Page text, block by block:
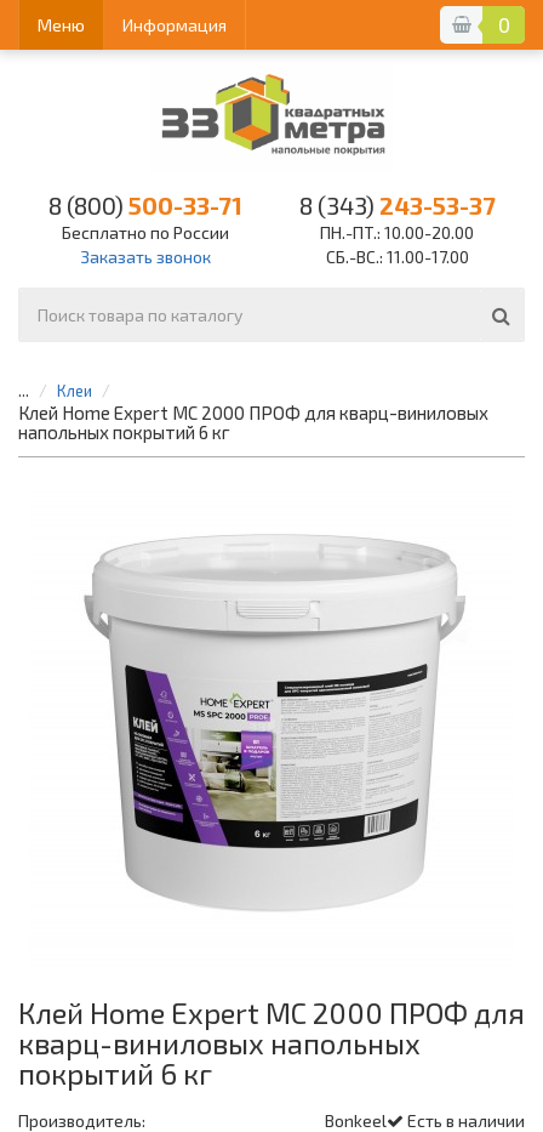
0
Меню Информация
8 (800) 500-33-71
Бесплатно по России
Заказать звонок
8 (343) 243-53-37
ПН.-ПТ.: 10.00-20.00
СБ.-ВС.: 11.00-17.00
... Клеи
Клей Home Expert МС 2000 ПРОФ для кварц-виниловых
напольных покрытий 6 кг
Клей Home Expert МС 2000 ПРОФ для
кварц-виниловых напольных
покрытий 6 кг
Есть в наличии
Производитель:
Bonkeel